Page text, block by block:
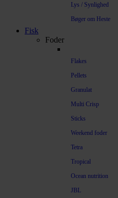
Lys / Synlighed
Bøger om Heste
Fisk
Foder
Flakes
Pellets
Granulat
Multi Crisp
Sticks
Weekend foder
Tetra
Tropical
Ocean nutrition
JBL